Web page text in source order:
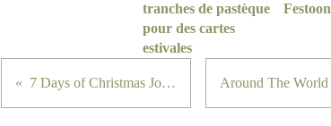
tranches de pastèque
pour des cartes
estivales
Festoon
7 Days of Christmas Jour 6